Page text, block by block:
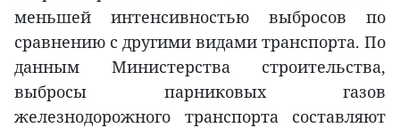
меньшей интенсивностью выбросов по
сравнению с другими видами транспорта. По
данным Министерства строительства,
выбросы парниковых газов
железнодорожного транспорта составляют